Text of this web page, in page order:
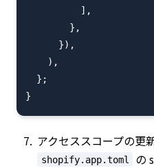
          ],
        },
      }),
    ),
  };
アクセススコープの更
shopify.app.toml
の